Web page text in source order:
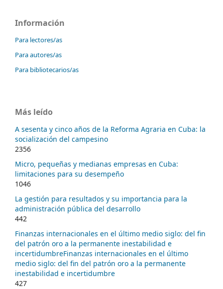
Información
Para lectores/as
Para autores/as
Para bibliotecarios/as
Más leído
A sesenta y cinco años de la Reforma Agraria en Cuba: la
socialización del campesino
2356
Micro, pequeñas y medianas empresas en Cuba:
limitaciones para su desempeño
1046
La gestión para resultados y su importancia para la
administración pública del desarrollo
442
Finanzas internacionales en el último medio siglo: del fin
del patrón oro a la permanente inestabilidad e
incertidumbreFinanzas internacionales en el último
medio siglo: del fin del patrón oro a la permanente
inestabilidad e incertidumbre
427